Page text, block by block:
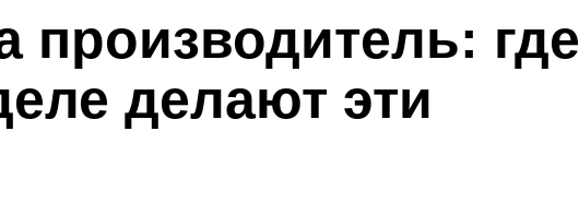
производитель: где
делают эти